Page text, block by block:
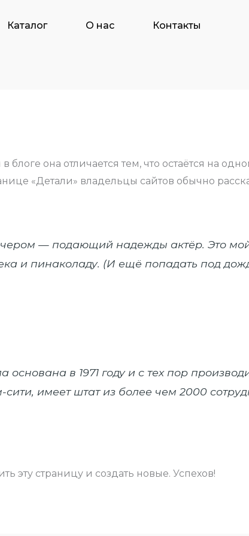
Каталог О нас Контакты
она отличается тем, что остаётся на
«Детали» владельцы сайтов обычно
— подающий надежды актёр. Это
и пинаколаду. (И ещё попадать под
основана в 1971 году и с тех пор
сити, имеет штат из более чем 2000
эту страницу и создать новые. Успехов!